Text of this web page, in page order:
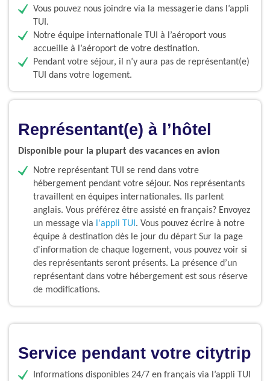
Vous pouvez nous joindre via la messagerie dans l’appli
TUI.
Notre équipe internationale TUI à l’aéroport vous
accueille à l’aéroport de votre destination.
Pendant votre séjour, il n’y aura pas de représentant(e)
TUI dans votre logement.
Représentant(e) à l’hôtel
Disponible pour la plupart des vacances en avion
Notre représentant TUI se rend dans votre
hébergement pendant votre séjour. Nos représentants
travaillent en équipes internationales. Ils parlent
anglais. Vous préférez être assisté en français? Envoyez
un message via l'appli TUI. Vous pouvez écrire à notre
équipe à destination dès le jour du départ Sur la page
d'information de chaque logement, vous pouvez voir si
des représentants seront présents. La présence d’un
représentant dans votre hébergement est sous réserve
de modifications.
Service pendant votre citytrip
Informations disponibles 24/7 en français via l’appli TUI